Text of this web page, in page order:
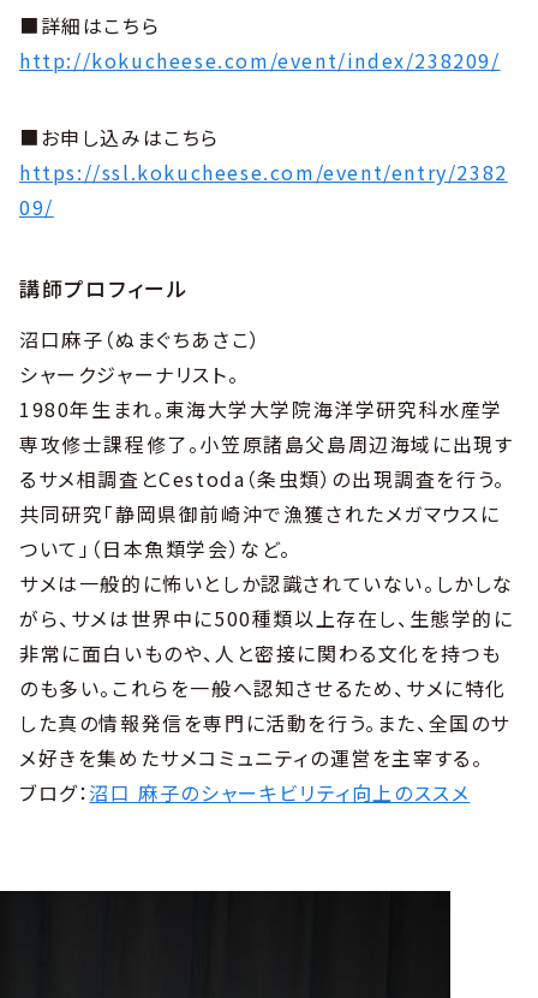
■詳細はこちら
http://kokucheese.com/event/index/238209/
■お申し込みはこちら
https://ssl.kokucheese.com/event/entry/2382
09/
講師プロフィール
沼口麻子（ぬまぐちあさこ）
シャークジャーナリスト。
1980年生まれ。東海大学大学院海洋学研究科水産学
専攻修士課程修了。小笠原諸島父島周辺海域に出現す
るサメ相調査とCestoda（条虫類）の出現調査を行う。
共同研究「静岡県御前崎沖で漁獲されたメガマウスに
ついて」（日本魚類学会）など。
サメは一般的に怖いとしか認識されていない。しかしな
がら、サメは世界中に500種類以上存在し、生態学的に
非常に面白いものや、人と密接に関わる文化を持つも
のも多い。これらを一般へ認知させるため、サメに特化
した真の情報発信を専門に活動を行う。また、全国のサ
メ好きを集めたサメコミュニティの運営を主宰する。
ブログ：沼口 麻子のシャーキビリティ向上のススメ